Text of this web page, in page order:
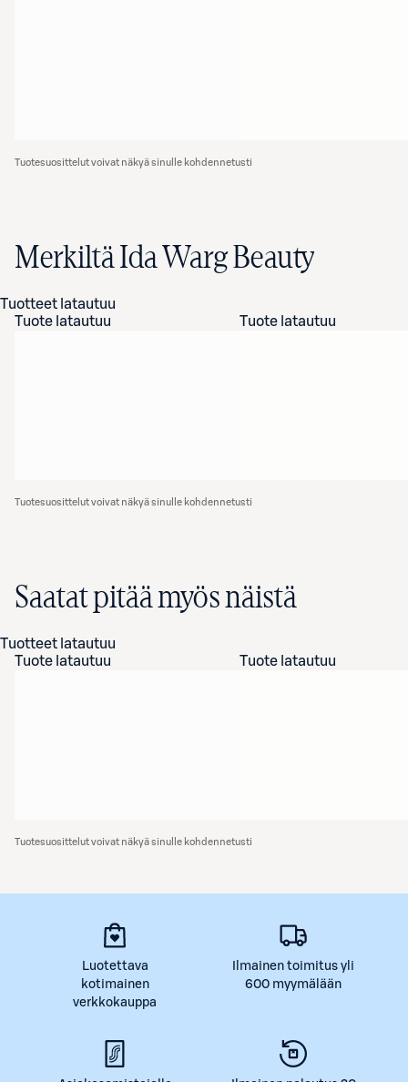
Tuotesuosittelut voivat näkyä sinulle kohdennetusti
Merkiltä Ida Warg Beauty
Tuotteet latautuu
Tuote latautuu
Tuote latautuu
Tuotesuosittelut voivat näkyä sinulle kohdennetusti
Saatat pitää myös näistä
Tuotteet latautuu
Tuote latautuu
Tuote latautuu
Tuotesuosittelut voivat näkyä sinulle kohdennetusti
Luotettava
kotimainen
verkkokauppa
Ilmainen toimitus yli
600 myymälään